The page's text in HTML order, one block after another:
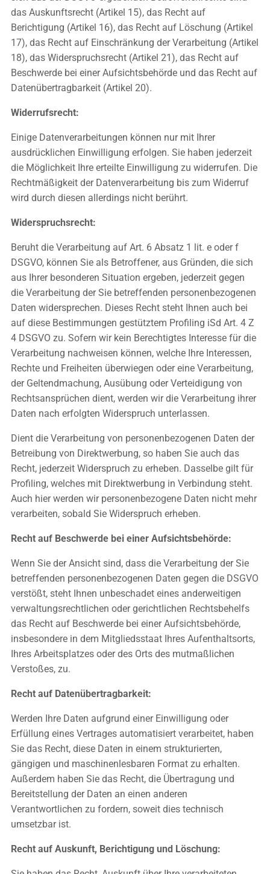
das Auskunftsrecht (Artikel 15), das Recht auf
Berichtigung (Artikel 16), das Recht auf Löschung (Artikel
17), das Recht auf Einschränkung der Verarbeitung (Artikel
18), das Widerspruchsrecht (Artikel 21), das Recht auf
Beschwerde bei einer Aufsichtsbehörde und das Recht auf
Datenübertragbarkeit (Artikel 20).
Widerrufsrecht:
Einige Datenverarbeitungen können nur mit Ihrer
ausdrücklichen Einwilligung erfolgen. Sie haben jederzeit
die Möglichkeit Ihre erteilte Einwilligung zu widerrufen. Die
Rechtmäßigkeit der Datenverarbeitung bis zum Widerruf
wird durch diesen allerdings nicht berührt.
Widerspruchsrecht:
Beruht die Verarbeitung auf Art. 6 Absatz 1 lit. e oder f
DSGVO, können Sie als Betroffener, aus Gründen, die sich
aus Ihrer besonderen Situation ergeben, jederzeit gegen
die Verarbeitung der Sie betreffenden personenbezogenen
Daten widersprechen. Dieses Recht steht Ihnen auch bei
auf diese Bestimmungen gestütztem Profiling iSd Art. 4 Z
4 DSGVO zu. Sofern wir kein Berechtigtes Interesse für die
Verarbeitung nachweisen können, welche Ihre Interessen,
Rechte und Freiheiten überwiegen oder eine Verarbeitung,
der Geltendmachung, Ausübung oder Verteidigung von
Rechtsansprüchen dient, werden wir die Verarbeitung ihrer
Daten nach erfolgten Widerspruch unterlassen.
Dient die Verarbeitung von personenbezogenen Daten der
Betreibung von Direktwerbung, so haben Sie auch das
Recht, jederzeit Widerspruch zu erheben. Dasselbe gilt für
Profiling, welches mit Direktwerbung in Verbindung steht.
Auch hier werden wir personenbezogene Daten nicht mehr
verarbeiten, sobald Sie Widerspruch erheben.
Recht auf Beschwerde bei einer Aufsichtsbehörde:
Wenn Sie der Ansicht sind, dass die Verarbeitung der Sie
betreffenden personenbezogenen Daten gegen die DSGVO
verstößt, steht Ihnen unbeschadet eines anderweitigen
verwaltungsrechtlichen oder gerichtlichen Rechtsbehelfs
das Recht auf Beschwerde bei einer Aufsichtsbehörde,
insbesondere in dem Mitgliedsstaat Ihres Aufenthaltsorts,
Ihres Arbeitsplatzes oder des Orts des mutmaßlichen
Verstoßes, zu.
Recht auf Datenübertragbarkeit:
Werden Ihre Daten aufgrund einer Einwilligung oder
Erfüllung eines Vertrages automatisiert verarbeitet, haben
Sie das Recht, diese Daten in einem strukturierten,
gängigen und maschinenlesbaren Format zu erhalten.
Außerdem haben Sie das Recht, die Übertragung und
Bereitstellung der Daten an einen anderen
Verantwortlichen zu fordern, soweit dies technisch
umsetzbar ist.
Recht auf Auskunft, Berichtigung und Löschung: